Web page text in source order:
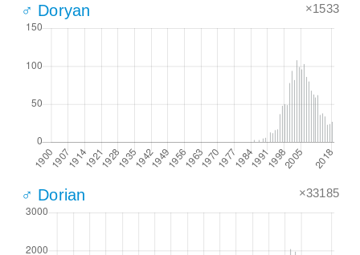
♂ Doryan ×1533
♂ Dorian ×33185